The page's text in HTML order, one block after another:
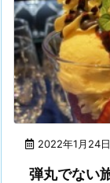
2022年1月24日
弾丸でない